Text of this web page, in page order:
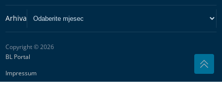
Copyright © 2026
BL Portal
Impressum
Marketing